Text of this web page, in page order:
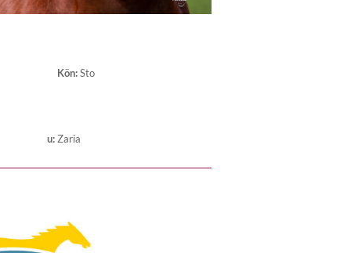
Kön:Sto
u:Zaria